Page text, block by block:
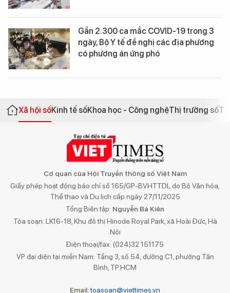
Gần 2.300 ca mắc COVID-19 trong 3
ngày, Bộ Y tế đề nghị các địa phương
có phương án ứng phó
Xã hội sốKinh tế sốKhoa học - Công nghệThị trường số
Cơ quan của Hội Truyền thông số Việt Nam
Giấy phép hoạt động báo chí số 165/GP-BVHTTDL do Bộ Văn hóa,
Thể thao và Du lịch cấp ngày 27/11/2025
Tổng Biên tập: Nguyễn Bá Kiên
Tòa soạn: LK16-18, Khu đô thị Hinode Royal Park, xã Hoài Đức, Hà
Nội
Điện thoại/fax: (024)32 151175
VP đại diện tại miền Nam: Tầng 3, số 54, đường C1, phường Tân
Bình, TP.HCM
Email:toasoan@viettimes.vn